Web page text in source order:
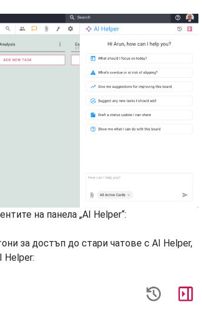
на панела „AI Helper“:
за достъп до стари чатове с AI Helper,
Helper: